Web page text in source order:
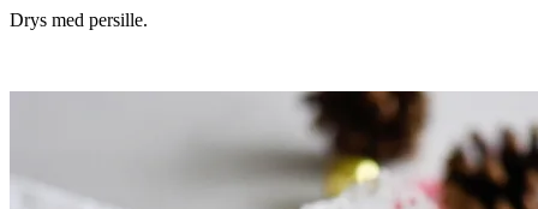
Drys med persille.